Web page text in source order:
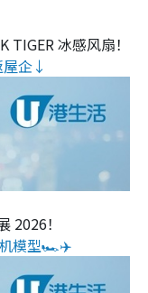
TIGER 冰感风扇！
屋企↓
2026！
机模型🏎️✈️